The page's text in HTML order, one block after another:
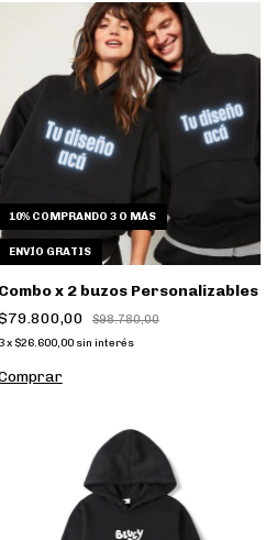
10% COMPRANDO 3 O MÁS
ENVÍO GRATIS
Combo x 2 buzos Personalizables
$98.780,00
3x $26.600,00 sin interés